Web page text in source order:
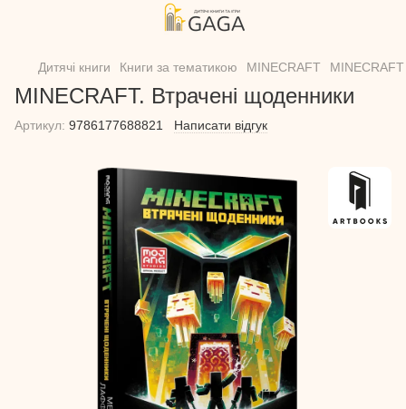
Дитячі книги Книги за тематикою MINECRAFT
MINECRAFT. Втрачені щоденники
Артикул: 9786177688821 Написати відгук